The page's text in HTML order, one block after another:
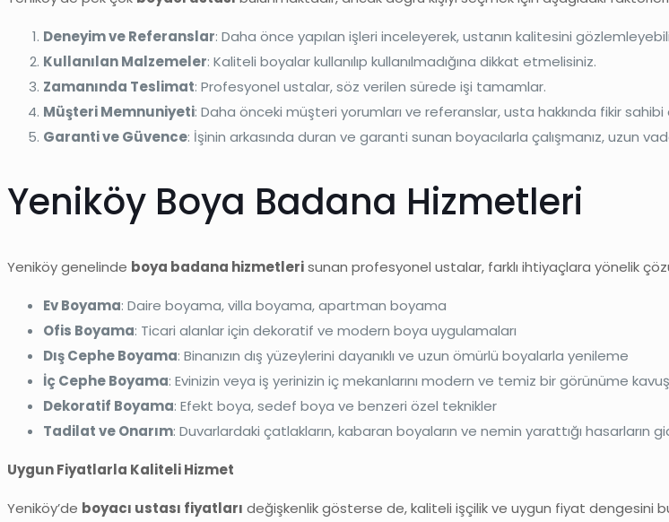
Deneyim ve Referanslar: Daha önce yapılan işleri inceleyerek, ustanın kalitesini
Kullanılan Malzemeler: Kaliteli boyalar kullanılıp kullanılmadığına dikkat etmelisiniz.
Zamanında Teslimat: Profesyonel ustalar, söz verilen sürede işi tamamlar.
Müşteri Memnuniyeti: Daha önceki müşteri yorumları ve referanslar, usta hakkında fikir sahibi
Garanti ve Güvence: İşinin arkasında duran ve garanti sunan boyacılarla çalışmanız, uzun
Yeniköy Boya Badana Hizmetleri
Yeniköy genelinde boya badana hizmetlerisunan profesyonel ustalar, farklı ihtiyaçlara yönelik
Ev Boyama: Daire boyama, villa boyama, apartman boyama
Ofis Boyama: Ticari alanlar için dekoratif ve modern boya uygulamaları
Dış Cephe Boyama: Binanızın dış yüzeylerini dayanıklı ve uzun ömürlü boyalarla yenileme
İç Cephe Boyama: Evinizin veya iş yerinizin iç mekanlarını modern ve temiz bir görünüme
Dekoratif Boyama: Efekt boya, sedef boya ve benzeri özel teknikler
Tadilat ve Onarım: Duvarlardaki çatlakların, kabaran boyaların ve nemin yarattığı hasarların
Uygun Fiyatlarla Kaliteli Hizmet
Yeniköy’de boyacı ustası fiyatları değişkenlik gösterse de, kaliteli işçilik ve uygun fiyat dengesini